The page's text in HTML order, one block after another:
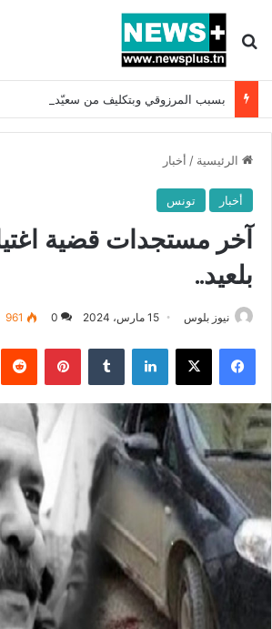
بحث عن
الرئيسية / أخبار
أخبار تونس
آخر مستجدات قضية
بلعيد..
نيوز بلوس 15 مارس، 2024 0
961
فيسبوك X لينكدإن بينتيريست